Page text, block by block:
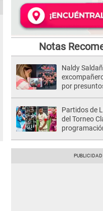
Notas
Naldy
por
Partidos de
del Torneo